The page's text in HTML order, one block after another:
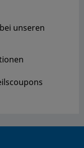
unseren